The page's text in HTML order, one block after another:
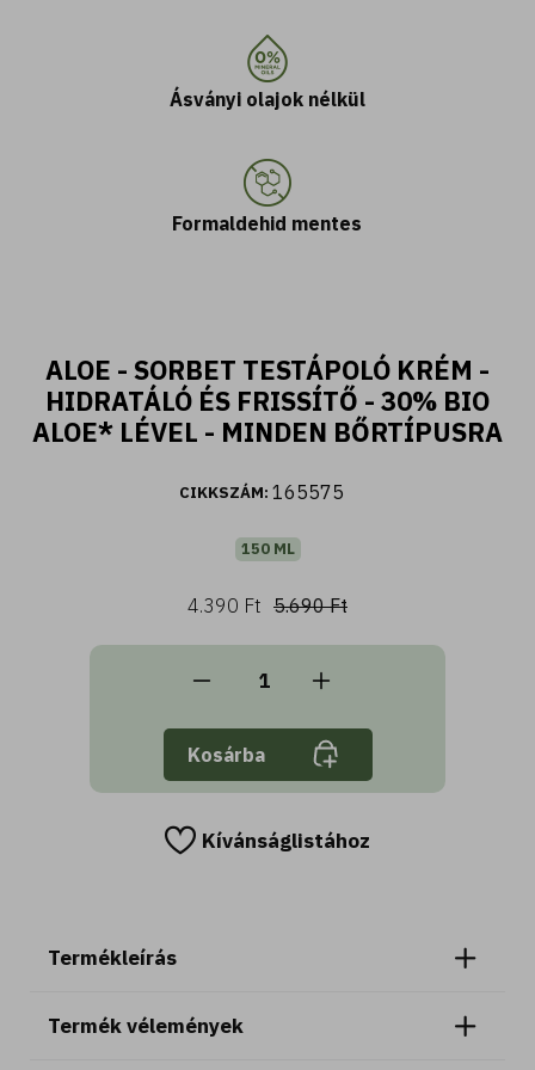
Ásványi olajok nélkül
Formaldehid mentes
ALOE - SORBET TESTÁPOLÓ KRÉM -
HIDRATÁLÓ ÉS FRISSÍTŐ - 30% BIO
ALOE* LÉVEL - MINDEN BŐRTÍPUSRA
CIKKSZÁM: 165575
150 ML
4.390 Ft 5.690 Ft
Kosárba
Kívánságlistához
Termékleírás
Termék vélemények